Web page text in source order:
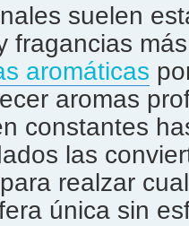
suelen
fragancias
aromáticas
aromas
constantes
las
realzar
única sin